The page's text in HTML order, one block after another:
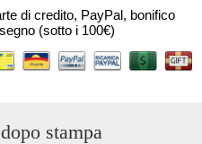
di credito, PayPal, bonifico
(sotto i 100€)
stampa